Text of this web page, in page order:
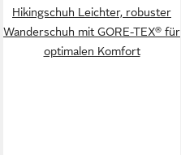
Hikingschuh Leichter, robuster
Wanderschuh mit GORE-TEX® für
optimalen Komfort